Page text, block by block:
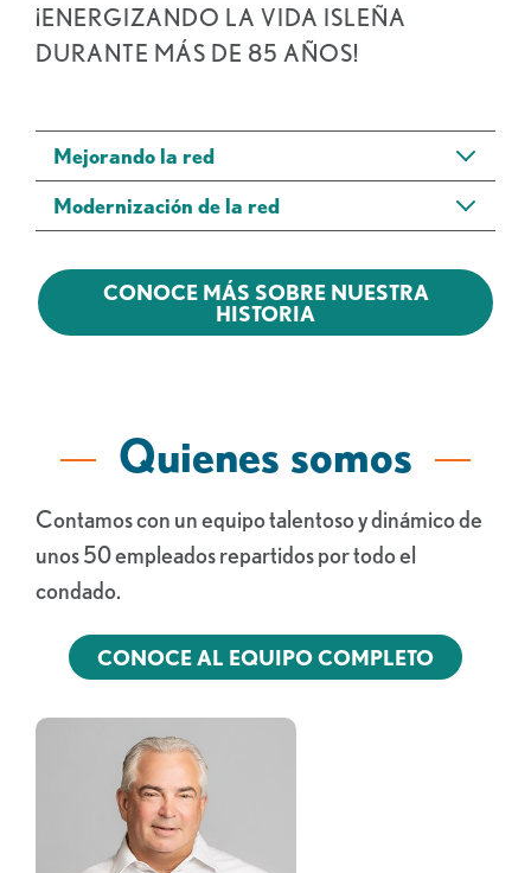
¡ENERGIZANDO LA VIDA ISLEÑA
DURANTE MÁS DE 85 AÑOS!
Mejorando la red
Modernización de la red
CONOCE MÁS SOBRE NUESTRA
HISTORIA
Quienes somos
Contamos con un equipo talentoso y dinámico de
unos 50 empleados repartidos por todo el
condado.
CONOCE AL EQUIPO COMPLETO